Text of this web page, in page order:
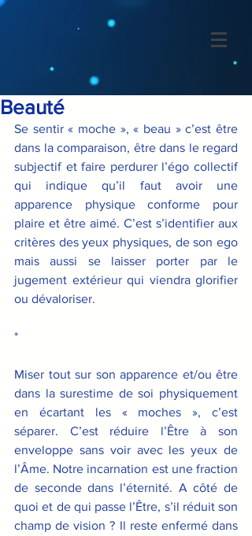
Beauté
Se sentir « moche », « beau » c’est être
dans la comparaison, être dans le regard
subjectif et faire perdurer l’égo collectif
qui indique qu’il faut avoir une
apparence physique conforme pour
plaire et être aimé. C’est s’identifier aux
critères des yeux physiques, de son ego
mais aussi se laisser porter par le
jugement extérieur qui viendra glorifier
ou dévaloriser.
*
Miser tout sur son apparence et/ou être
dans la surestime de soi physiquement
en écartant les « moches », c’est
séparer. C’est réduire l’Être à son
enveloppe sans voir avec les yeux de
l’Âme. Notre incarnation est une fraction
de seconde dans l’éternité. A côté de
quoi et de qui passe l’Être, s’il réduit son
champ de vision ? Il reste enfermé dans